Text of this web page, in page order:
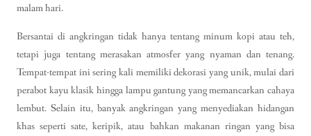
malam hari.
Bersantai di angkringan tidak hanya tentang minum kopi atau teh,
tetapi juga tentang merasakan atmosfer yang nyaman dan tenang.
Tempat-tempat ini sering kali memiliki dekorasi yang unik, mulai dari
perabot kayu klasik hingga lampu gantung yang memancarkan cahaya
lembut. Selain itu, banyak angkringan yang menyediakan hidangan
khas seperti sate, keripik, atau bahkan makanan ringan yang bisa